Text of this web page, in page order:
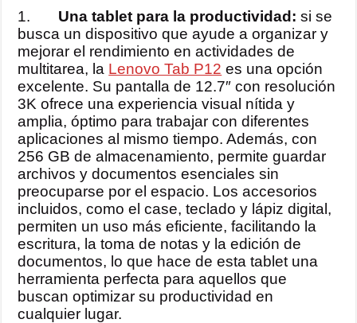
1. Una tablet para la productividad:si se
busca un dispositivo que ayude a organizar y
mejorar el rendimiento en actividades de
multitarea, la Lenovo Tab P12 es una opción
excelente. Su pantalla de 12.7″ con resolución
3K ofrece una experiencia visual nítida y
amplia, óptimo para trabajar con diferentes
aplicaciones al mismo tiempo. Además, con
256 GB de almacenamiento, permite guardar
archivos y documentos esenciales sin
preocuparse por el espacio. Los accesorios
incluidos, como el case, teclado y lápiz digital,
permiten un uso más eficiente, facilitando la
escritura, la toma de notas y la edición de
documentos, lo que hace de esta tablet una
herramienta perfecta para aquellos que
buscan optimizar su productividad en
cualquier lugar.